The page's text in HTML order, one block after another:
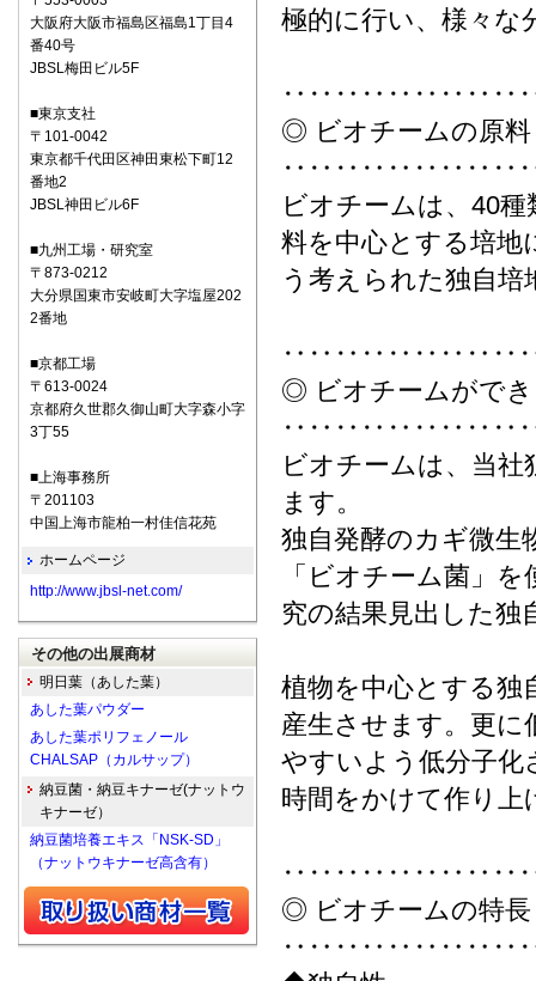
極的に行い、様々な
◎ ビオチームの原料
ビオチームは、40
料を中心とする培
う考えられた独自培
◎ ビオチームがで
ビオチームは、当
ます。
独自発酵のカギ微生
「ビオチーム菌」
究の結果見出した独
植物を中心とする独
産生させます。更に
やすいよう低分子化
時間をかけて作り上
◎ ビオチームの特長
大阪府大阪市福島区福島1丁目4
番40号
JBSL梅田ビル5F
■東京支社
〒101-0042
東京都千代田区神田東松下町12
番地2
JBSL神田ビル6F
■九州工場・研究室
〒873-0212
大分県国東市安岐町大字塩屋202
2番地
■京都工場
〒613-0024
京都府久世郡久御山町大字森小字
3丁55
■上海事務所
〒201103
中国上海市龍柏一村佳信花苑
ホームページ
http://www.jbsl-net.com/
その他の出展商材
明日葉（あした葉）
あした葉パウダー
あした葉ポリフェノール
CHALSAP（カルサップ）
納豆菌・納豆キナーゼ(ナットウ
キナーゼ）
納豆菌培養エキス「NSK-SD」
（ナットウキナーゼ高含有）